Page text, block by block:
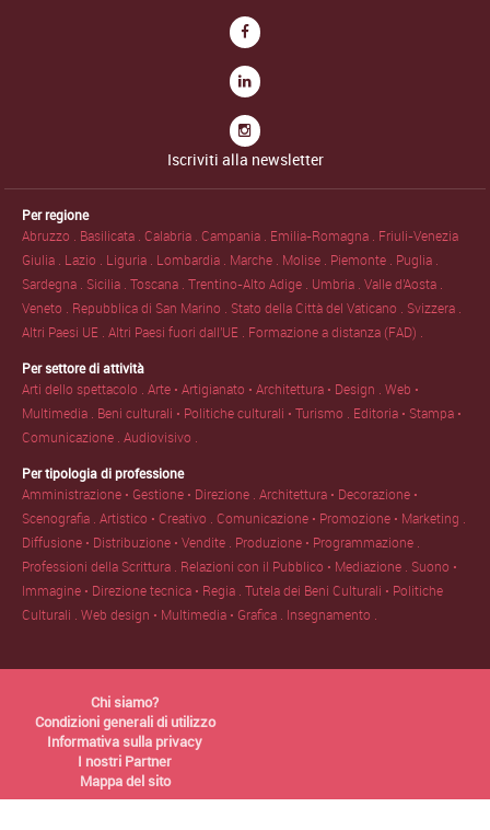
Iscriviti alla newsletter
Per regione
Abruzzo . Basilicata .Calabria .Campania . Emilia-Romagna . Friuli-Venezia
Giulia . Lazio . Liguria . Lombardia . Marche . Molise . Piemonte . Puglia .
Sardegna . Sicilia .Toscana .Trentino-Alto Adige . Umbria .Valle d'Aosta .
Veneto . Repubblica di San Marino . Stato della Città del Vaticano . Svizzera .
Altri Paesi UE .Altri Paesi fuori dall'UE . Formazione a distanza (FAD) .
Per settore di attività
Arti dello spettacolo .Arte • Artigianato • Architettura • Design .Web •
Multimedia . Beni culturali • Politiche culturali • Turismo . Editoria • Stampa •
Comunicazione .Audiovisivo .
Per tipologia di professione
Amministrazione • Gestione • Direzione .Architettura • Decorazione •
Scenografia .Artistico • Creativo .Comunicazione • Promozione • Marketing .
Diffusione • Distribuzione • Vendite . Produzione • Programmazione .
Professioni della Scrittura . Relazioni con il Pubblico • Mediazione . Suono •
Immagine • Direzione tecnica • Regia .Tutela dei Beni Culturali • Politiche
Culturali .Web design • Multimedia • Grafica . Insegnamento .
Chi siamo?
Condizioni generali di utilizzo
Informativa sulla privacy
I nostri Partner
Mappa del sito